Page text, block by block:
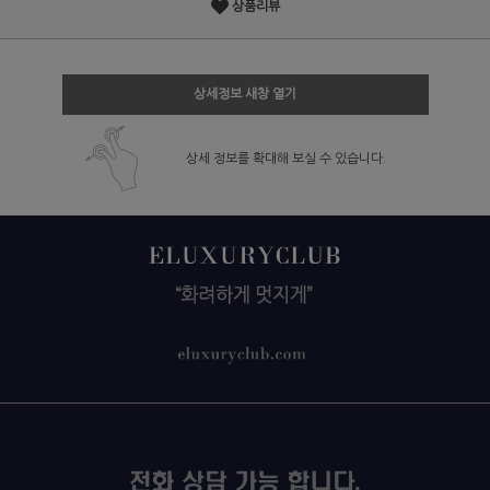
상품리뷰
상세정보 새창 열기
상세 정보를 확대해 보실 수 있습니다.